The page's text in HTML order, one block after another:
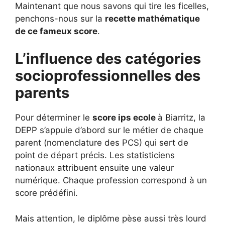
Maintenant que nous savons qui tire les ficelles,
penchons-nous sur la recette mathématique
de ce fameux score.
L’influence des catégories
socioprofessionnelles des
parents
Pour déterminer le score ips ecole à Biarritz, la
DEPP s’appuie d’abord sur le métier de chaque
parent (nomenclature des PCS) qui sert de
point de départ précis. Les statisticiens
nationaux attribuent ensuite une valeur
numérique. Chaque profession correspond à un
score prédéfini.
Mais attention, le diplôme pèse aussi très lourd